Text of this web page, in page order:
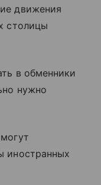
движения
столицы
в обменники
нужно
иностранных